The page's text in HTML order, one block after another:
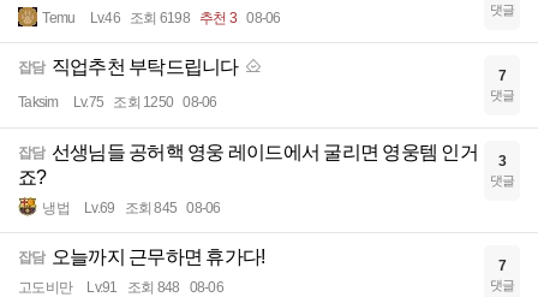
Temu Lv.46 조회 6198 추천 3 08-06 댓글
잡담 직업추천 부탁드립니다
Taksim Lv.75 조회 1250 08-06
7
댓글
잡담 선생님들 공허핵 영웅 레이드에서 굴리면 영웅템 인거
죠?
냉법 Lv.69 조회 845 08-06
3
댓글
잡담 오늘까지 근무하면 휴가다!
고도비만 Lv.91 조회 848 08-06
7
댓글